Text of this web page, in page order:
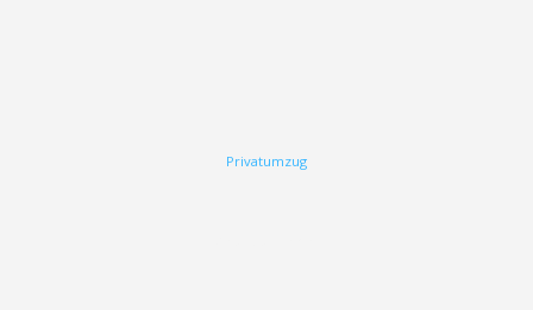
Privatumzug